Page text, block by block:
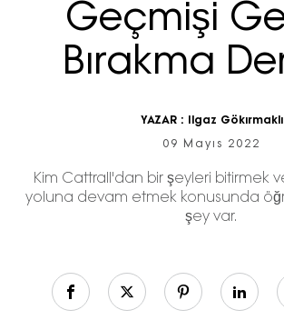
Geçmişi
Bırakma
YAZAR : Ilgaz Gökırmaklı
09 Mayıs 2022
Kim Cattrall'dan bir şeyleri bitirmek
yoluna devam etmek konusunda
şey var.